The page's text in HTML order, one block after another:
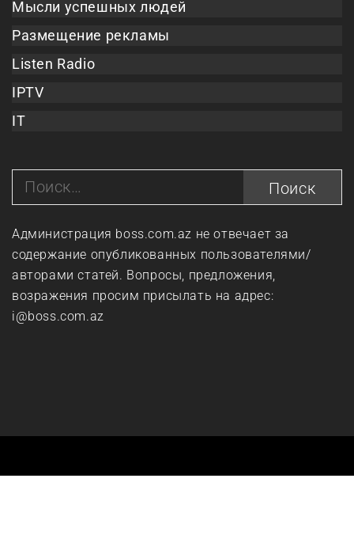
Мысли успешных людей
Размещение рекламы
Listen Radio
IPTV
IT
Найти:
Администрация boss.com.az не отвечает за
содержание опубликованных пользователями/
авторами статей. Вопросы, предложения,
возражения просим присылать на адрес:
i@boss.com.az